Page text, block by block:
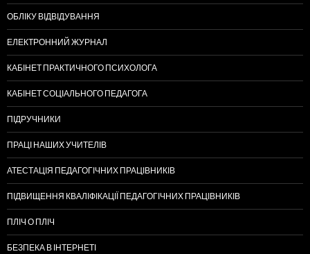
ОБЛІКУ ВІДВІДУВАННЯ
ЕЛЕКТРОННИЙ ЖУРНАЛ
КАБІНЕТ ПРАКТИЧНОГО ПСИХОЛОГА
КАБІНЕТ СОЦІАЛЬНОГО ПЕДАГОГА
ПІДРУЧНИКИ
ПРАЦІ НАШИХ УЧИТЕЛІВ
АТЕСТАЦІЯ ПЕДАГОГІЧНИХ ПРАЦІВНИКІВ
ПІДВИЩЕННЯ КВАЛІФІКАЦІЇ ПЕДАГОГІЧНИХ ПРАЦІВНИКІВ
ПЛІЧ О ПЛІЧ
БЕЗПЕКА В ІНТЕРНЕТІ